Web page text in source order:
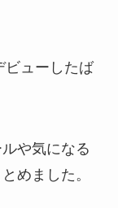
ビューしたば
や気になる
めました。